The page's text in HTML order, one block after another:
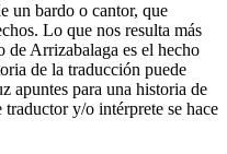
un bardo o cantor, que
Lo que nos resulta más
de Arrizabalaga es el hecho
de la traducción puede
apuntes para una historia de
y/o intérprete se hace